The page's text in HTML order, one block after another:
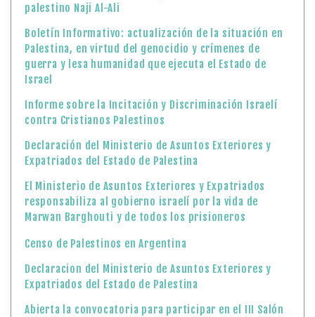
palestino Naji Al-Ali
Boletín Informativo: actualización de la situación en
Palestina, en virtud del genocidio y crímenes de
guerra y lesa humanidad que ejecuta el Estado de
Israel
Informe sobre la Incitación y Discriminación Israelí
contra Cristianos Palestinos
Declaración del Ministerio de Asuntos Exteriores y
Expatriados del Estado de Palestina
El Ministerio de Asuntos Exteriores y Expatriados
responsabiliza al gobierno israelí por la vida de
Marwan Barghouti y de todos los prisioneros
Censo de Palestinos en Argentina
Declaracion del Ministerio de Asuntos Exteriores y
Expatriados del Estado de Palestina
Abierta la convocatoria para participar en el III Salón